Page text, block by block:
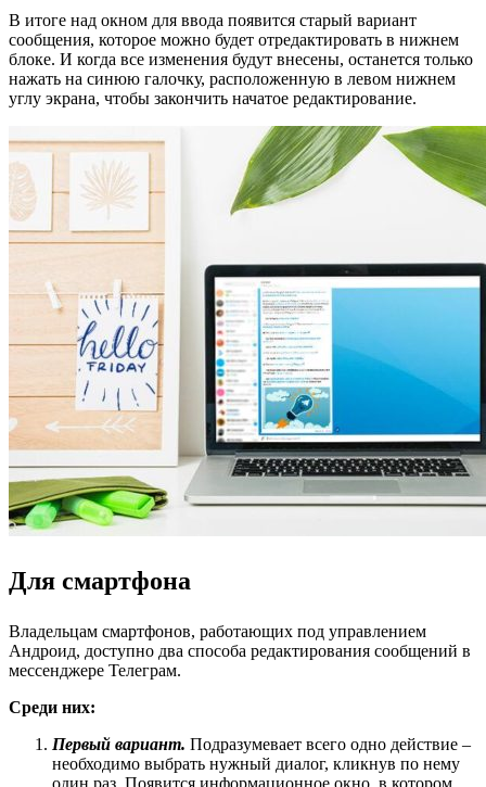
В итоге над окном для ввода появится старый вариант
сообщения, которое можно будет отредактировать в нижнем
блоке. И когда все изменения будут внесены, останется только
нажать на синюю галочку, расположенную в левом нижнем
углу экрана, чтобы закончить начатое редактирование.
Для смартфона
Владельцам смартфонов, работающих под управлением
Андроид, доступно два способа редактирования сообщений в
мессенджере Телеграм.
Среди них:
Первый вариант. Подразумевает всего одно действие –
необходимо выбрать нужный диалог, кликнув по нему